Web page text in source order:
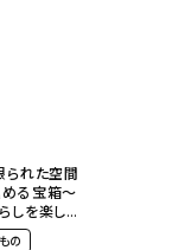
られた空間
る宝箱〜
しを楽しむ
さん）
の